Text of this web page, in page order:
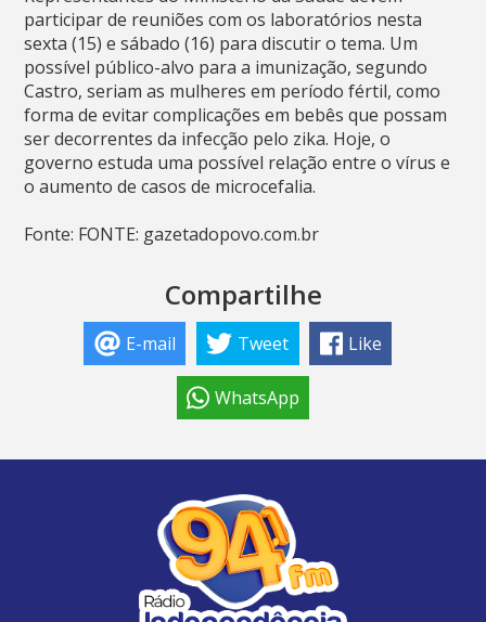
participar de reuniões com os laboratórios nesta
sexta (15) e sábado (16) para discutir o tema. Um
possível público-alvo para a imunização, segundo
Castro, seriam as mulheres em período fértil, como
forma de evitar complicações em bebês que possam
ser decorrentes da infecção pelo zika. Hoje, o
governo estuda uma possível relação entre o vírus e
o aumento de casos de microcefalia.
Fonte: FONTE: gazetadopovo.com.br
Compartilhe
E-mail Tweet Like
WhatsApp